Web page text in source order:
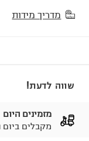
מדריך מידות
שווה לדעת!
מזמינים היום
מקבלים